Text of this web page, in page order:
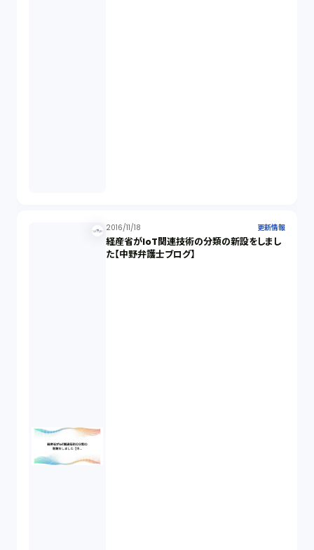
2016/11/18 更新情報
経産省がIoT関連技術の分類の新設をしまし
た【中野弁護士ブログ】